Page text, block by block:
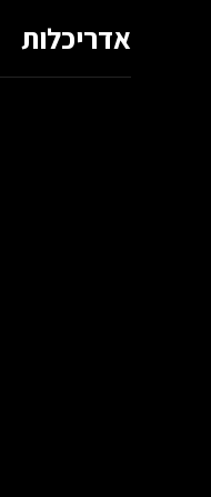
אדריכלות